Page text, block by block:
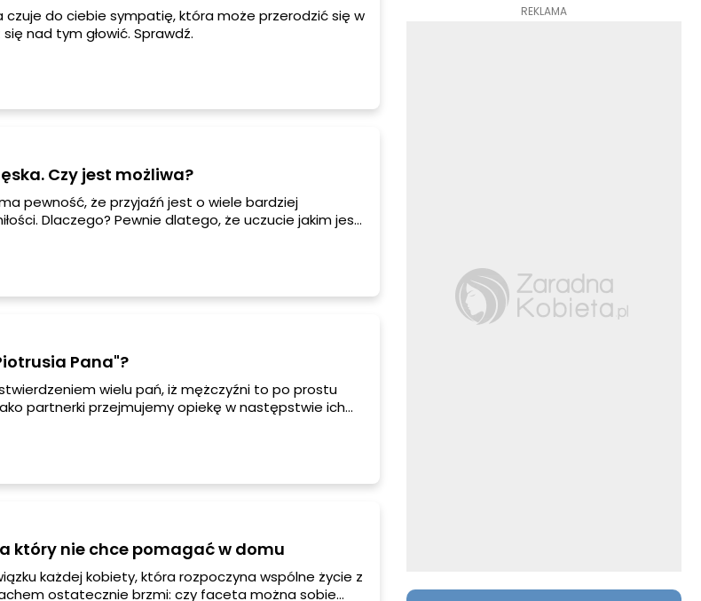
czuje do ciebie sympatię, która może przerodzić się w
nad tym głowić. Sprawdź.
Czy jest możliwa?
pewność, że przyjaźń jest o wiele bardziej
Dlaczego? Pewnie dlatego, że uczucie jakim jest
Pana"?
wielu pań, iż mężczyźni to po prostu
partnerki przejmujemy opiekę w następstwie ich
który nie chce pomagać w domu
każdej kobiety, która rozpoczyna wspólne życie z
ostatecznie brzmi: czy faceta można sobie
REKLAMA